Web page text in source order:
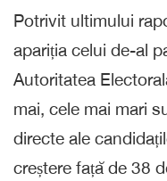
Potrivit ultimului
apariția celui de-al
Autoritatea
mai, cele mai mari
directe ale
creștere față de 38